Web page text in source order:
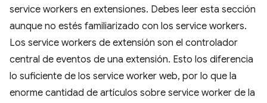
service workers en extensiones. Debes leer esta sección
aunque no estés familiarizado con los service workers.
Los service workers de extensión son el controlador
central de eventos de una extensión. Esto los diferencia
lo suficiente de los service worker web, por lo que la
enorme cantidad de artículos sobre service worker de la